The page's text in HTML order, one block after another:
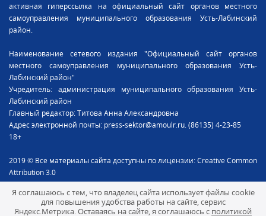
активная гиперссылка на официальный сайт органов местного
самоуправления муниципального образования Усть-Лабинский
район.
Наименование сетевого издания "Официальный сайт органов
местного самоуправления муниципального образования Усть-
Лабинский район"
Учредитель: администрация муниципального образования Усть-
Лабинский район
Главный редактор: Титова Анна Александровна
Адрес электронной почты: press-sektor@amoulr.ru. (86135) 4-23-85
18+
2019 © Все материалы сайта доступны по лицензии: Creative Common
Attribution 3.0
Я соглашаюсь с тем, что владелец сайта использует файлы cookie
для повышения удобства работы на сайте, сервис
Яндекс.Метрика. Оставаясь на сайте, я соглашаюсь с политикой